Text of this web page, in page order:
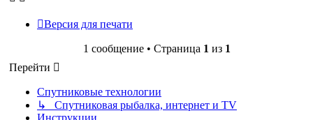
Версия для печати
1 сообщение • Страница 1 из 1
Перейти
Спутниковые технологии
↳ Спутниковая рыбалка, интернет и TV
Инструкции